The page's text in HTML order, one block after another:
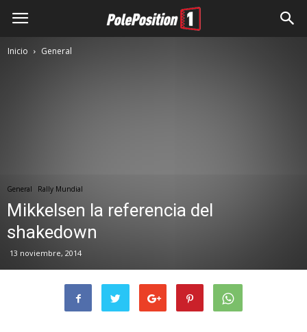
Inicio General
General Rally Mundial
Mikkelsen la referencia del
shakedown
13 noviembre, 2014